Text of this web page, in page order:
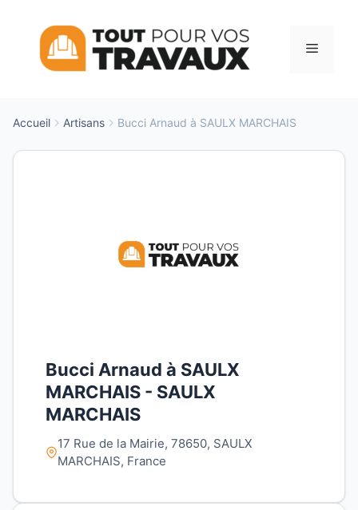
contenu
Menu
Accueil Artisans Bucci Arnaud à SAULX MARCHAIS
Bucci Arnaud à SAULX
MARCHAIS - SAULX
MARCHAIS
17 Rue de la Mairie, 78650, SAULX
MARCHAIS, France